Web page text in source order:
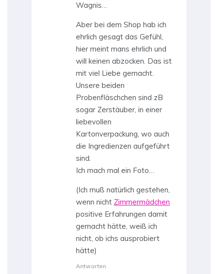
Wagnis…
Aber bei dem Shop hab ich
ehrlich gesagt das Gefühl,
hier meint mans ehrlich und
will keinen abzocken. Das ist
mit viel Liebe gemacht.
Unsere beiden
Probenfläschchen sind zB
sogar Zerstäuber, in einer
liebevollen
Kartonverpackung, wo auch
die Ingredienzen aufgeführt
sind.
Ich mach mal ein Foto…
(Ich muß natürlich gestehen,
wenn nicht Zimmermädchen
positive Erfahrungen damit
gemacht hätte, weiß ich
nicht, ob ichs ausprobiert
hätte)
Antworten